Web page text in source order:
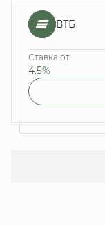
ВТБ
Ставка от
4.5%